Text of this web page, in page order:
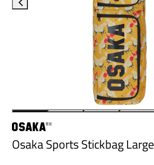
Osaka Sports Stickbag Large